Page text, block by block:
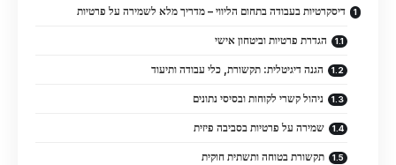
דיסקרטיות בעבודה בתחום הליווי – מדריך מלא לשמירה על פרטיות
הגדרת פרטיות וביטחון אישי
הגנה דיגיטלית: תקשורת, כלי עבודה ותיעוד
ניהול קשרי לקוחות ובסיסי נתונים
שמירה על פרטיות בסביבה פיזית
תקשורת בטוחה ותשתית חוקית